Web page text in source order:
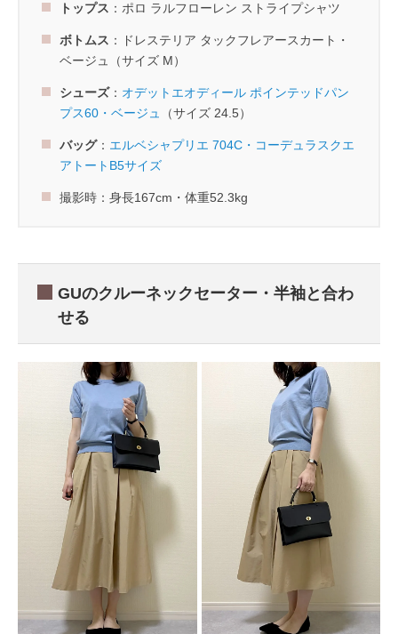
トップス ：ポロ ラルフローレン ストライプシャツ
ボトムス ：ドレステリア タックフレアースカート・
ベージュ（サイズ M）
シューズ： オデットエオディール ポインテッドパン
プス60・ベージュ
（サイズ 24.5）
バッグ： エルベシャプリエ 704C・コーデュラスクエ
アトートB5サイズ
撮影時：身長167cm・体重52.3kg
GUのクルーネックセーター・半袖と合わ
せる